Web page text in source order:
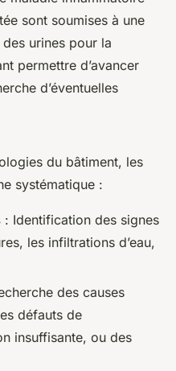
sont soumises à une
urines pour la
permettre d’avancer
d’éventuelles
du bâtiment, les
systématique :
: Identification des signes
les infiltrations d’eau,
des causes
défauts de
insuffisante, ou des